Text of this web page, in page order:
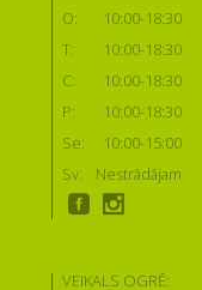
O:
10:00-18:30
T:
10:00-18:30
C:
10:00-18:30
P:
10:00-18:30
Se:
10:00-15:00
Sv:
Nestrādājam
VEIKALS OGRĒ: